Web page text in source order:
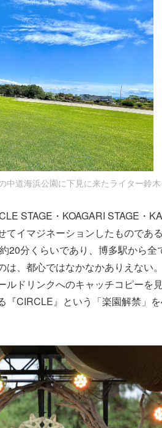
中道海浜公園に下見に来たライター鈴木
STAGE・KOAGARI STAGE・
てイマジネーションしたものであ
20分くらいであり、博多駅から全
、都心ではなかなかありえない
ドリンクへのキャッチコピーを
『CIRCLE』という「楽園解禁」